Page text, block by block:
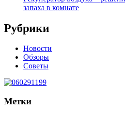
запаха в комнате
Рубрики
Новости
Обзоры
Советы
Метки